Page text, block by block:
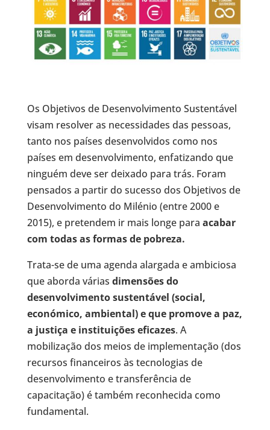
Os Objetivos de Desenvolvimento Sustentável
visam resolver as necessidades das pessoas,
tanto nos países desenvolvidos como nos
países em desenvolvimento, enfatizando que
ninguém deve ser deixado para trás. Foram
pensados a partir do sucesso dos Objetivos de
Desenvolvimento do Milénio (entre 2000 e
2015), e pretendem ir mais longe para acabar
com todas as formas de pobreza.
Trata-se de uma agenda alargada e ambiciosa
que aborda várias dimensões do
desenvolvimento sustentável (social,
económico, ambiental) e que promove a paz,
a justiça e instituições eficazes. A
mobilização dos meios de implementação (dos
recursos financeiros às tecnologias de
desenvolvimento e transferência de
capacitação) é também reconhecida como
fundamental.